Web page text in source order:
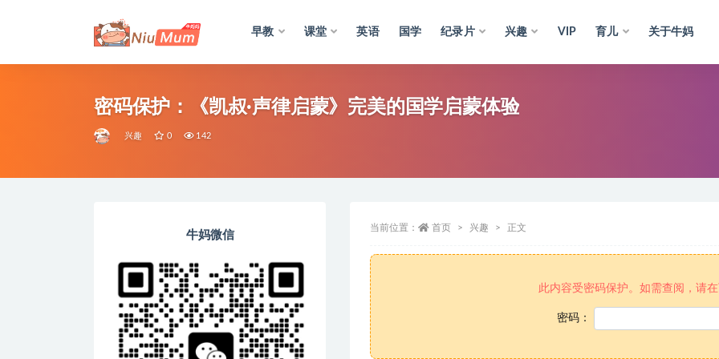
早教 课堂 英语 国学 纪录片 兴趣 VIP 育儿 关于牛妈
密码保护：《凯叔·声律启蒙》完美的国学启蒙体验
兴趣 0 142
当前位置： 首页 兴趣 正文
此内容受密码保护。如需查阅，请
密码：
牛妈微信